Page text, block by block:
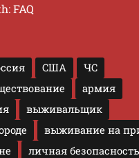
FAQ
США
ЧС
армия
выживальщик
выживание на
личная безопасность